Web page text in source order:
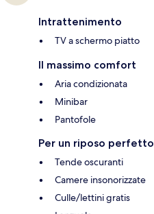
Intrattenimento
TV a schermo piatto
Il massimo comfort
Aria condizionata
Minibar
Pantofole
Per un riposo perfetto
Tende oscuranti
Camere insonorizzate
Culle/lettini gratis